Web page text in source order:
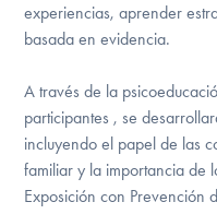
experiencias, aprender
basada en evidencia.
A través de la
participantes , se
incluyendo el papel de las
familiar y la importancia de
Exposición con Prevención